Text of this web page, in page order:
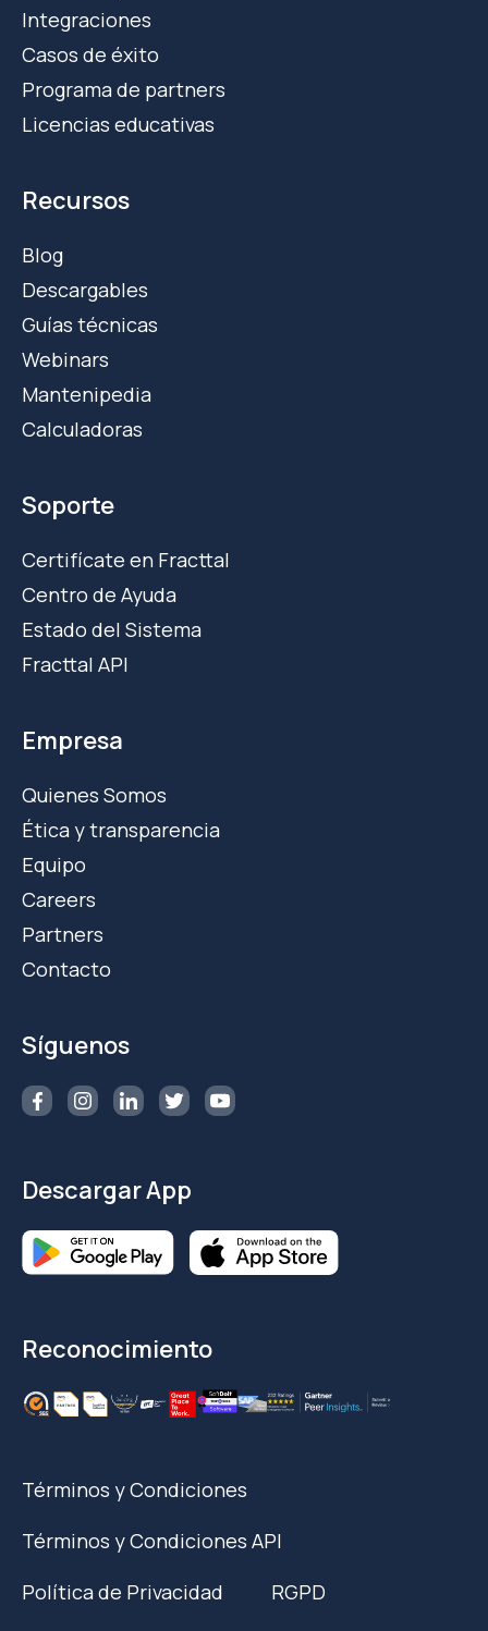
Integraciones
Casos de éxito
Programa de partners
Licencias educativas
Recursos
Blog
Descargables
Guías técnicas
Webinars
Mantenipedia
Calculadoras
Soporte
Certifícate en Fracttal
Centro de Ayuda
Estado del Sistema
Fracttal API
Empresa
Quienes Somos
Ética y transparencia
Equipo
Careers
Partners
Contacto
Síguenos
Descargar App
Reconocimiento
Términos y Condiciones
Términos y Condiciones API
Política de Privacidad
RGPD